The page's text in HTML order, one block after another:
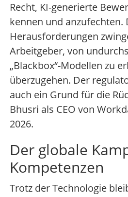
Recht, KI-generierte
kennen und anzufechten.
Herausforderungen
Arbeitgeber, von
„Blackbox“-Modellen zu
überzugehen. Der
auch ein Grund für die
Bhusri als CEO von
2026.
Der globale
Kompetenzen
Trotz der Technologie